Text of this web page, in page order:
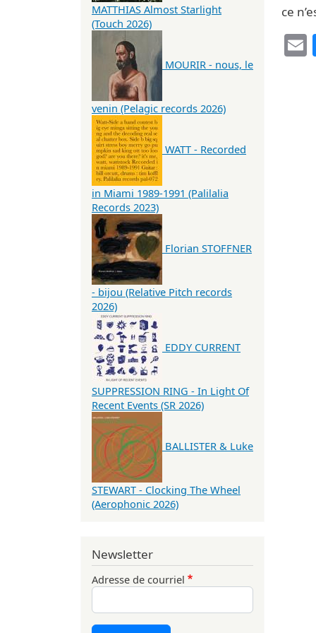
ce
MATTHIAS Almost Starlight
(Touch 2026)
MOURIR - nous, le
venin (Pelagic records 2026)
WATT - Recorded
in Miami 1989-1991 (Palilalia
Records 2023)
Florian STOFFNER
- bijou (Relative Pitch records
2026)
EDDY CURRENT
SUPPRESSION RING - In Light Of
Recent Events (SR 2026)
BALLISTER & Luke
STEWART - Clocking The Wheel
(Aerophonic 2026)
Newsletter
Adresse de courriel